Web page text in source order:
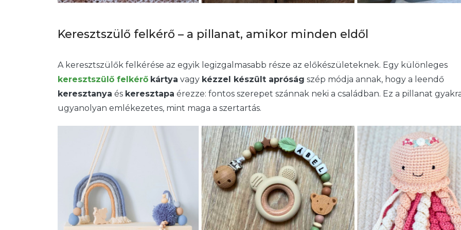
Keresztszülő felkérő – a pillanat, amikor minden eldől
A keresztszülők felkérése az egyik legizgalmasabb része az előkészületeknek. Egy különleges
keresztszülő felkérő kártya vagy kézzel készült apróság szép módja annak, hogy a leendő
keresztanya és keresztapa érezze: fontos szerepet szánnak neki a családban. Ez a pillanat
ugyanolyan emlékezetes, mint maga a szertartás.